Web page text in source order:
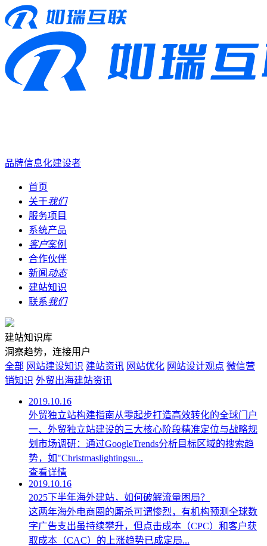
品牌信息化建设者
首页
关于我们
服务项目
系统产品
客户案例
合作伙伴
新闻 动态
建站知识
联系我们
建站知识库
洞察趋势，连接用户
全部 网站建设知识 建站资讯 网站优化 网站设计观点 微信营
销知识 外贸出海建站资讯
2019.10.16
外贸独立站构建指南从零起步打造高效转化的全球门户
一、外贸独立站建设的三大核心阶段精准定位与战略规
划市场调研：通过GoogleTrends分析目标区域的搜索趋
势，如"Christmaslightingsu...
查看详情
2019.10.16
2025下半年海外建站，如何破解流量困局？
这两年海外电商圈的厮杀可谓惨烈，有机构预测全球数
字广告支出虽持续攀升，但点击成本（CPC）和客户获
取成本（CAC）的上涨趋势已成定局...